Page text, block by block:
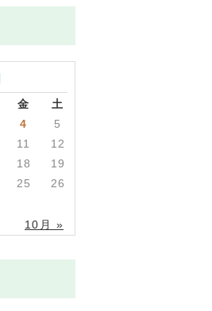
金 土
10月 »
4
5
11
12
18
19
25
26